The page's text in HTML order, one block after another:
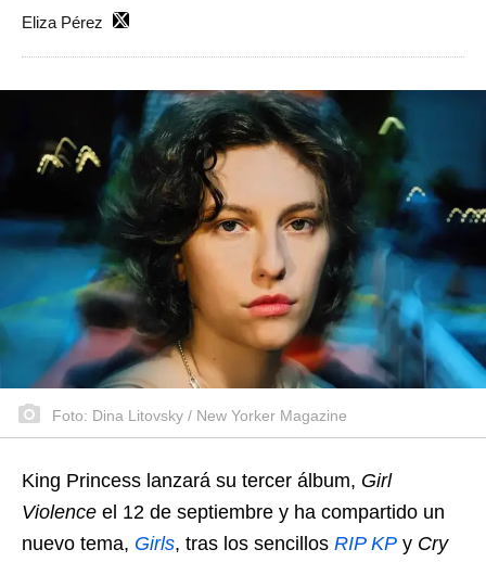
Eliza Pérez
Foto: Dina Litovsky / New Yorker Magazine
King Princess lanzará su tercer álbum, Girl
Violence el 12 de septiembre y ha compartido un
nuevo tema, Girls, tras los sencillos RIP KP y Cry